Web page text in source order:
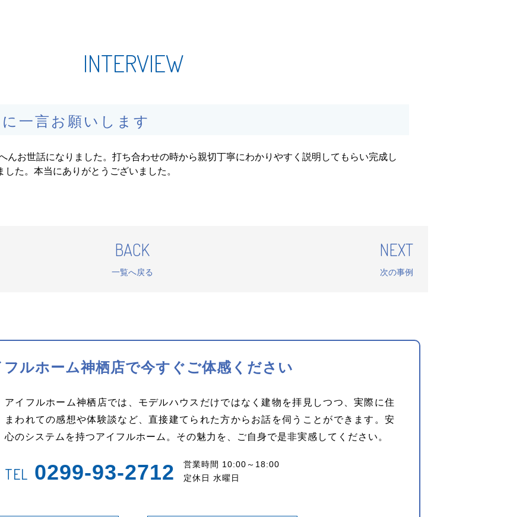
INTERVIEW
一言お願いします
んお世話になりました。打ち合わせの時から親切丁寧にわかりやすく説明してもらい完成し
た。本当にありがとうございました。
BACK
一覧へ戻る
NEXT
次の事例
フルホーム神栖店で今すぐご体感ください
アイフルホーム神栖店では、モデルハウスだけではなく建物を拝見しつつ、実際に住
まわれての感想や体験談など、直接建てられた方からお話を伺うことができます。安
心のシステムを持つアイフルホーム。その魅力を、ご自身で是非実感してください。
TEL 0299-93-2712
営業時間 10:00～18:00
定休日 水曜日